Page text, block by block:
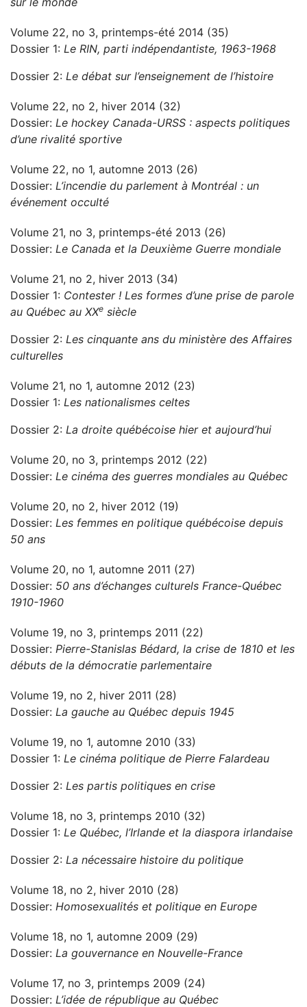
Volume 22, no 3, printemps-été 2014 (35)
Dossier 1: Le RIN, parti indépendantiste, 1963-1968
Dossier 2: Le débat sur l’enseignement de l’histoire
Volume 22, no 2, hiver 2014 (32)
Dossier: Le hockey Canada-URSS : aspects politiques
d’une rivalité sportive
Volume 22, no 1, automne 2013 (26)
Dossier: L’incendie du parlement à Montréal : un
événement occulté
Volume 21, no 3, printemps-été 2013 (26)
Dossier: Le Canada et la Deuxième Guerre mondiale
Volume 21, no 2, hiver 2013 (34)
Dossier 1: Contester ! Les formes d’une prise de parole
au Québec au XXe siècle
Dossier 2: Les cinquante ans du ministère des Affaires
culturelles
Volume 21, no 1, automne 2012 (23)
Dossier 1: Les nationalismes celtes
Dossier 2: La droite québécoise hier et aujourd’hui
Volume 20, no 3, printemps 2012 (22)
Dossier: Le cinéma des guerres mondiales au Québec
Volume 20, no 2, hiver 2012 (19)
Dossier: Les femmes en politique québécoise depuis
50 ans
Volume 20, no 1, automne 2011 (27)
Dossier: 50 ans d’échanges culturels France-Québec
1910-1960
Volume 19, no 3, printemps 2011 (22)
Dossier: Pierre-Stanislas Bédard, la crise de 1810 et les
débuts de la démocratie parlementaire
Volume 19, no 2, hiver 2011 (28)
Dossier: La gauche au Québec depuis 1945
Volume 19, no 1, automne 2010 (33)
Dossier 1: Le cinéma politique de Pierre Falardeau
Dossier 2: Les partis politiques en crise
Volume 18, no 3, printemps 2010 (32)
Dossier 1: Le Québec, l’Irlande et la diaspora irlandaise
Dossier 2: La nécessaire histoire du politique
Volume 18, no 2, hiver 2010 (28)
Dossier: Homosexualités et politique en Europe
Volume 18, no 1, automne 2009 (29)
Dossier: La gouvernance en Nouvelle-France
Volume 17, no 3, printemps 2009 (24)
Dossier: L’idée de république au Québec